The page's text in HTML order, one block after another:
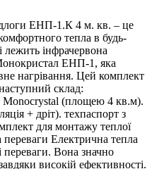
ЕНП-1.К 4 м. кв. – це
тепла в будь-
інфрачервона
ЕНП-1, яка
нагрівання. Цей комплект
склад:
Monocrystal (площею 4 кв.м).
+ дріт). техпаспорт з
для монтажу теплої
Електрична тепла
переваги. Вона значно
високій ефективності.